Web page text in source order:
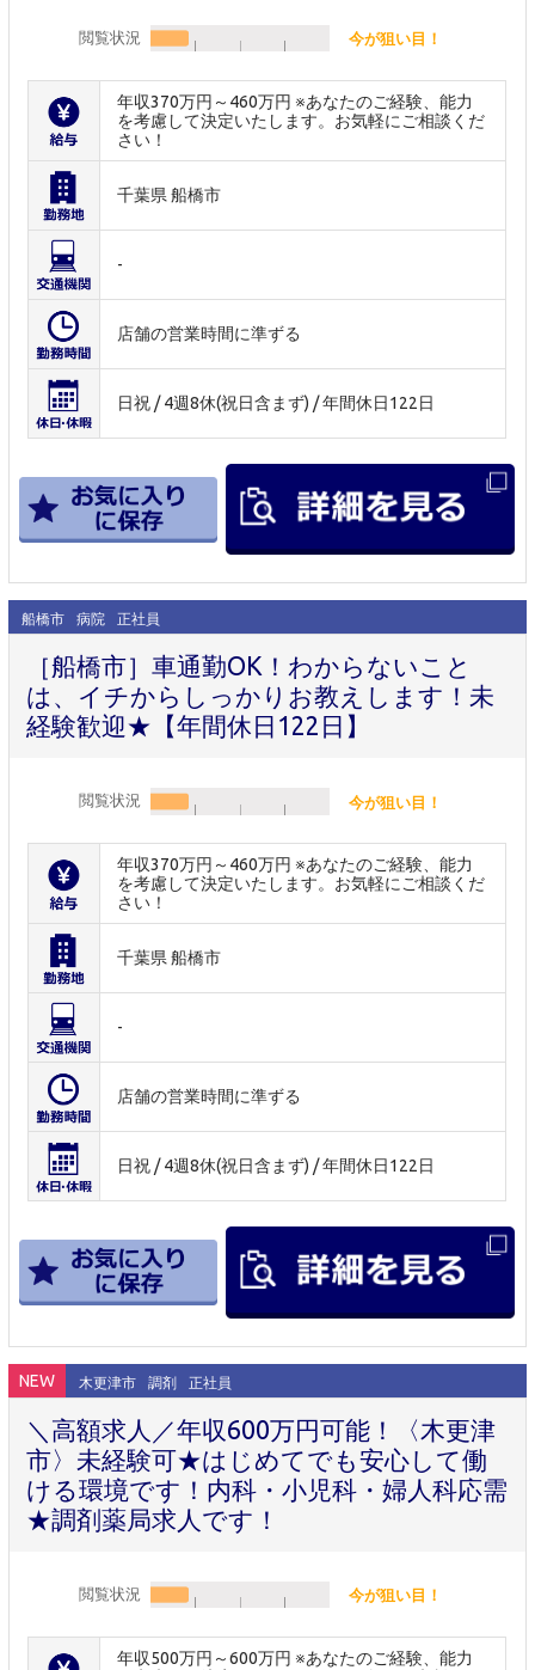
閲覧状況 今が狙い目！
年収370万円～460万円 ※あなたのご経験、能力
を考慮して決定いたします。お気軽にご相談くだ
さい！
千葉県 船橋市
-
店舗の営業時間に準ずる
日祝 / 4週8休(祝日含まず) / 年間休日122日
船橋市 病院 正社員
［船橋市］車通勤OK！わからないこと
は、イチからしっかりお教えします！未
経験歓迎★【年間休日122日】
閲覧状況 今が狙い目！
年収370万円～460万円 ※あなたのご経験、能力
を考慮して決定いたします。お気軽にご相談くだ
さい！
千葉県 船橋市
-
店舗の営業時間に準ずる
日祝 / 4週8休(祝日含まず) / 年間休日122日
NEW 木更津市 調剤 正社員
＼高額求人／年収600万円可能！〈木更津
市〉未経験可★はじめてでも安心して働
ける環境です！内科・小児科・婦人科応需
★調剤薬局求人です！
閲覧状況 今が狙い目！
年収500万円～600万円 ※あなたのご経験、能力